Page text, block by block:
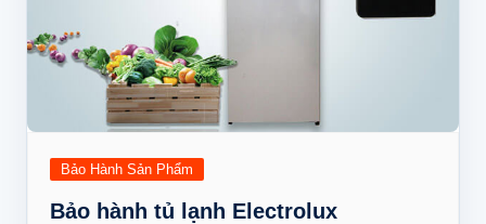
Bảo Hành Sản Phẩm
Bảo hành tủ lạnh Electrolux